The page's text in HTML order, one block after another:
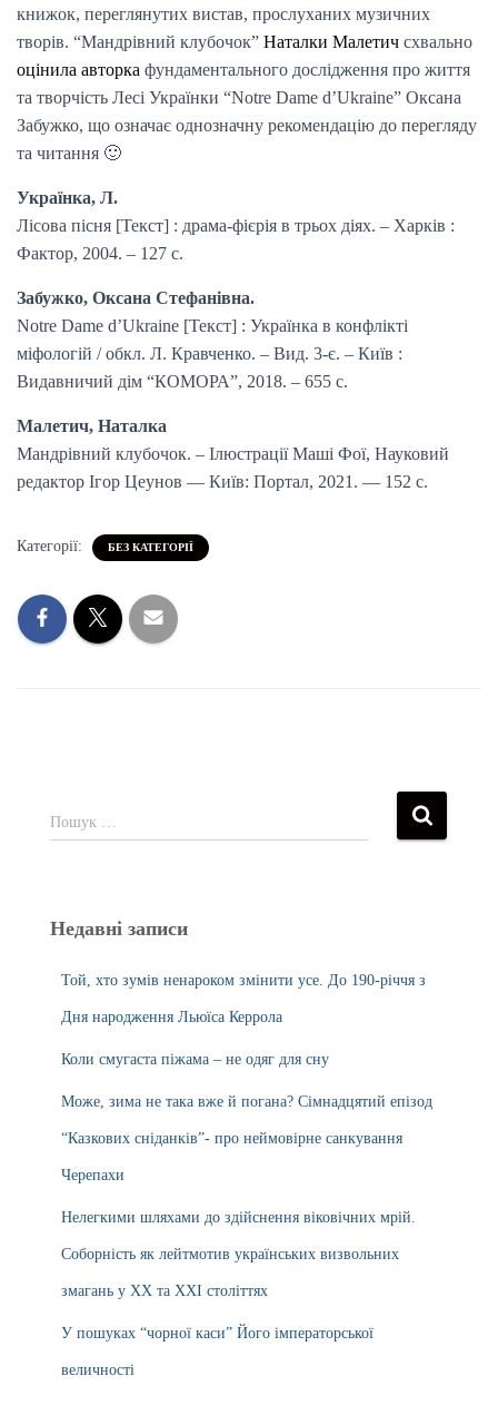
книжок, переглянутих вистав, прослуханих музичних
творів. “Мандрівний клубочок” Наталки Малетич схвально
оцінила авторка фундаментального дослідження про життя
та творчість Лесі Українки “Notre Dame d’Ukraine” Оксана
Забужко, що означає однозначну рекомендацію до перегляду
та читання 🙂
Українка, Л.
Лісова пісня [Текст] : драма-фієрія в трьох діях. – Харків :
Фактор, 2004. – 127 с.
Забужко, Оксана Стефанівна.
Notre Dame d’Ukraine [Текст] : Українка в конфлікті
міфологій / обкл. Л. Кравченко. – Вид. 3-є. – Київ :
Видавничий дім “КОМОРА”, 2018. – 655 с.
Малетич, Наталка
Мандрівний клубочок. – Ілюстрації Маші Фої, Науковий
редактор Ігор Цеунов — Київ: Портал, 2021. — 152 с.
Категорії: БЕЗ КАТЕГОРІЇ
Пошук …
Недавні записи
Той, хто зумів ненароком змінити усе. До 190-річчя з
Дня народження Льюїса Керрола
Коли смугаста піжама – не одяг для сну
Може, зима не така вже й погана? Сімнадцятий епізод
“Казкових сніданків”- про неймовірне санкування
Черепахи
Нелегкими шляхами до здійснення віковічних мрій.
Соборність як лейтмотив українських визвольних
змагань у ХХ та ХХІ століттях
У пошуках “чорної каси” Його імператорської
величності